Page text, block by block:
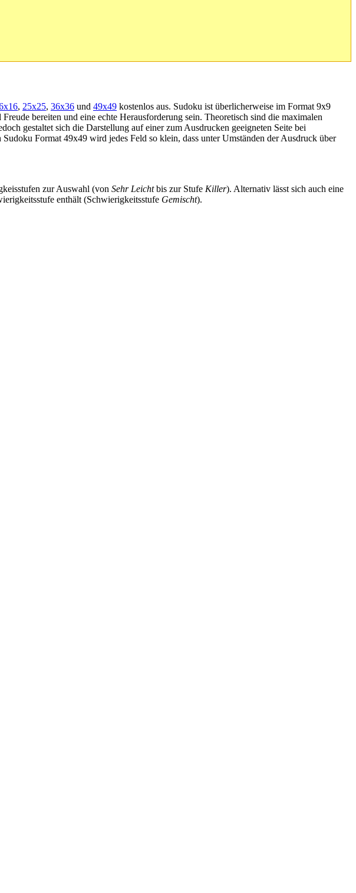
, 25x25, 36x36 und 49x49 kostenlos aus. Sudoku ist überlicherweise im Format 9x9
bereiten und eine echte Herausforderung sein. Theoretisch sind die maximalen
gestaltet sich die Darstellung auf einer zum Ausdrucken geeigneten Seite bei
Format 49x49 wird jedes Feld so klein, dass unter Umständen der Ausdruck über
zur Auswahl (von Sehr Leichtbis zur Stufe Killer). Alternativ lässt sich auch eine
enthält (Schwierigkeitsstufe Gemischt).